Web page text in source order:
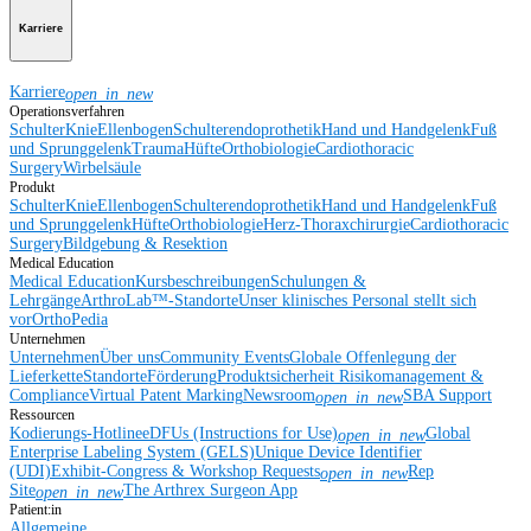
Karriere
Karriereopen_in_new
Operationsverfahren
SchulterKnieEllenbogenSchulterendoprothetikHand und HandgelenkFuß
und SprunggelenkTraumaHüfteOrthobiologieCardiothoracic
SurgeryWirbelsäule
Produkt
SchulterKnieEllenbogenSchulterendoprothetikHand und HandgelenkFuß
und SprunggelenkHüfteOrthobiologieHerz-ThoraxchirurgieCardiothoracic
SurgeryBildgebung & Resektion
Medical Education
Medical EducationKursbeschreibungenSchulungen &
LehrgängeArthroLab™-StandorteUnser klinisches Personal stellt sich
vorOrthoPedia
Unternehmen
UnternehmenÜber unsCommunity EventsGlobale Offenlegung der
LieferketteStandorteFörderungProduktsicherheit Risikomanagement &
ComplianceVirtual Patent MarkingNewsroomopen_in_newSBA Support
Ressourcen
Kodierungs-HotlineeDFUs (Instructions for Use)open_in_newGlobal
Enterprise Labeling System (GELS)Unique Device Identifier
(UDI)Exhibit-Congress & Workshop Requestsopen_in_newRep
Siteopen_in_newThe Arthrex Surgeon App
Patient:in